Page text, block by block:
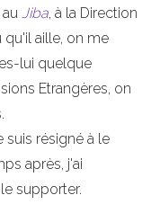
Jiba, à la Direction
qu'il aille, on me
lui quelque
Etrangères, on
suis résigné à le
après, j'ai
supporter.